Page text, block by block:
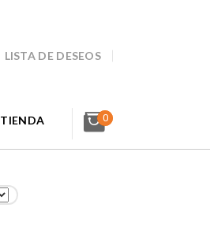
LISTA DE DESEOS
TIENDA 0